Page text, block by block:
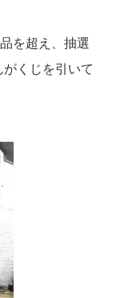
を超え、抽選
くじを引いて